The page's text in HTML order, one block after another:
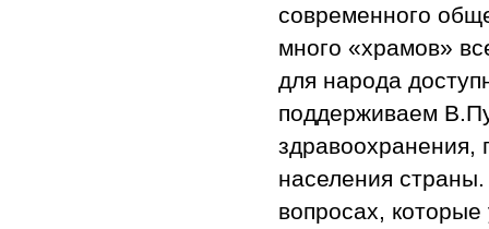
современного
много «храмов»
для народа
поддерживаем
здравоохранения,
населения
вопросах,